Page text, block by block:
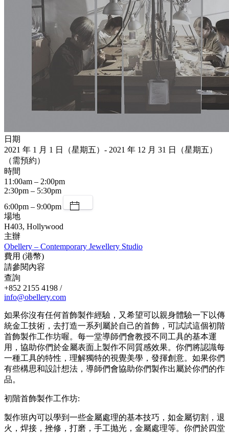
日期
2021 年 1 月 1 日（星期五）- 2021 年 12 月 31 日（星期五）
（需預約）
時間
11:00am – 2:00pm
2:30pm – 5:30pm
6:00pm – 9:00pm
場地
H403, Hollywood
主辦
Obellery – Contemporary Jewellery Studio
費用 (港幣)
請參閱內容
查詢
+852 2155 4198 /
info@obellery.com
如果你沒有任何首飾製作經驗，又希望可以親身體驗一下以傳
統金工技術，去打造一系列屬於自己的首飾，可試試這個初階
首飾製作工作坊喔。每一堂導師們會教授不同工具的基本運
用，協助你們於金屬表面上製作不同質感效果。你們將認識每
一種工具的特性，理解獨特的視覺美學，發揮創意。如果你們
有些構思和設計想法，導師們會協助你們製作出屬於你們的作
品。
初階首飾製作工作坊:
製作班內可以學到一些金屬處理的基本技巧，如金屬切割，退
火，焊接，挫修，打磨，手工抛光，金屬處理等。你們於四堂